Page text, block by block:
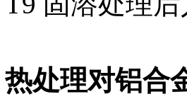
热处理对铝合